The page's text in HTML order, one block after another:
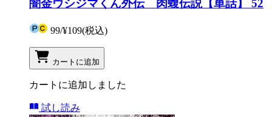
闇金ウシジマくん外伝 肉蝮伝説【単話】 52
99/¥109(税込)
カートに追加
カートに追加しました
試し読み